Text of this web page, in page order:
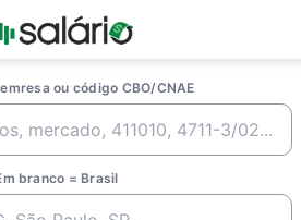
ou código CBO/CNAE
branco = Brasil